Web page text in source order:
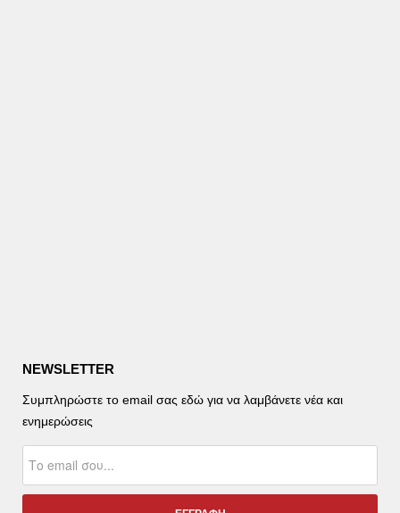
NEWSLETTER
Συμπληρώστε το email σας εδώ για να λαμβάνετε νέα και
ενημερώσεις